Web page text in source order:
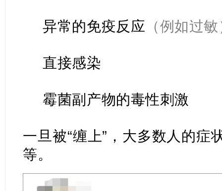
异常的免疫反应 （例如过
直接感染
霉菌副产物的毒性刺激
一旦被“缠上”，大多数人的症
等。